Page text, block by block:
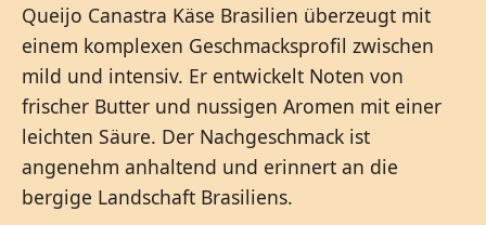
Queijo Canastra Käse Brasilien überzeugt mit
einem komplexen Geschmacksprofil zwischen
mild und intensiv. Er entwickelt Noten von
frischer Butter und nussigen Aromen mit einer
leichten Säure. Der Nachgeschmack ist
angenehm anhaltend und erinnert an die
bergige Landschaft Brasiliens.